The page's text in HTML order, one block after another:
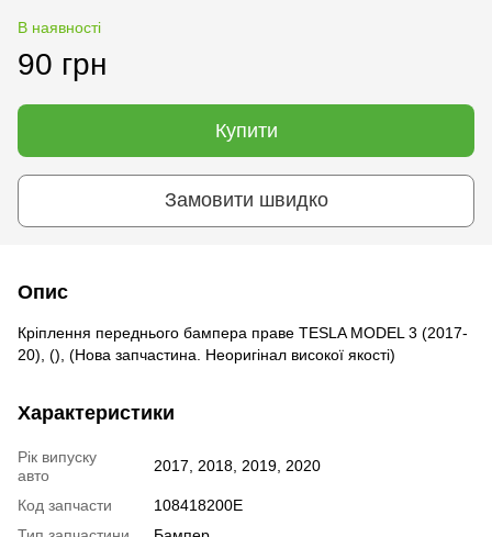
В наявності
90 грн
Купити
Замовити швидко
Опис
Кріплення переднього бампера праве TESLA MODEL 3 (2017-
20), (), (Нова запчастина. Неоригінал високої якості)
Характеристики
Рік випуску
авто
2017, 2018, 2019, 2020
Код запчасти
108418200E